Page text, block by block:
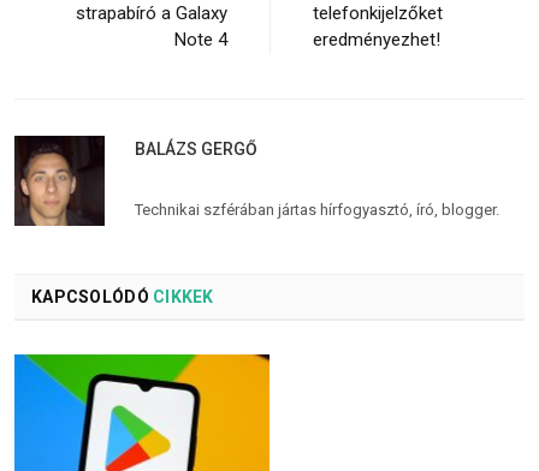
strapabíró a Galaxy
Note 4
telefonkijelzőket
eredményezhet!
BALÁZS GERGŐ
Technikai szférában jártas hírfogyasztó, író, blogger.
KAPCSOLÓDÓ CIKKEK